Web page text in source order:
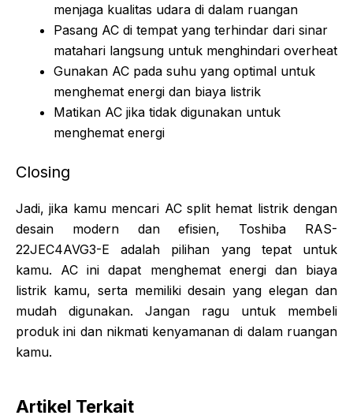
menjaga kualitas udara di dalam ruangan
Pasang AC di tempat yang terhindar dari sinar
matahari langsung untuk menghindari overheat
Gunakan AC pada suhu yang optimal untuk
menghemat energi dan biaya listrik
Matikan AC jika tidak digunakan untuk
menghemat energi
Closing
Jadi, jika kamu mencari AC split hemat listrik dengan
desain modern dan efisien, Toshiba RAS-
22JEC4AVG3-E adalah pilihan yang tepat untuk
kamu. AC ini dapat menghemat energi dan biaya
listrik kamu, serta memiliki desain yang elegan dan
mudah digunakan. Jangan ragu untuk membeli
produk ini dan nikmati kenyamanan di dalam ruangan
kamu.
Artikel Terkait